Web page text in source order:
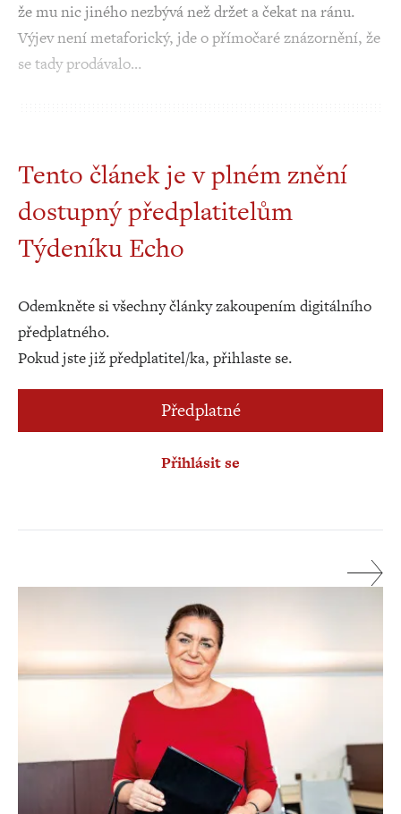
že mu nic jiného nezbývá než držet a čekat na ránu.
Výjev není metaforický, jde o přímočaré znázornění, že
se tady prodávalo…
Tento článek je v plném znění
dostupný předplatitelům
Týdeníku Echo
Odemkněte si všechny články zakoupením digitálního
předplatného.
Pokud jste již předplatitel/ka, přihlaste se.
Předplatné
Přihlásit se